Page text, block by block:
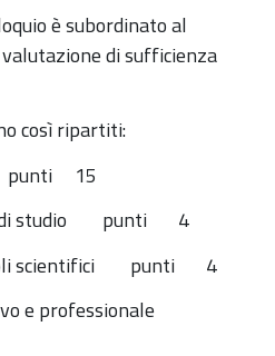
è subordinato al
di sufficienza
così ripartiti:
15
di studio punti 4
scientifici punti 4
e professionale